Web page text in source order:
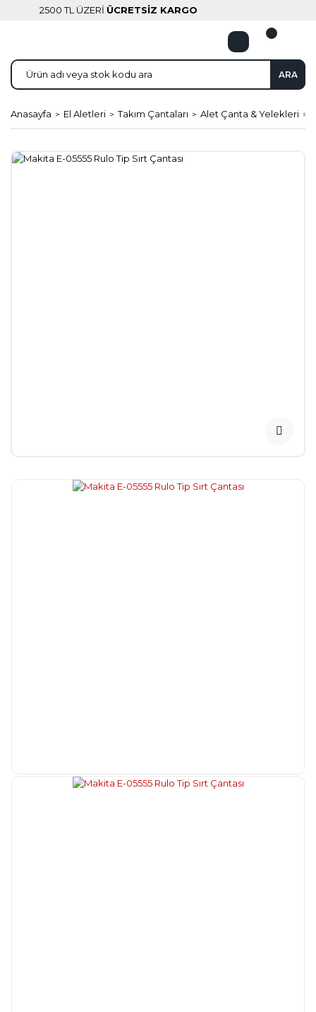
2500 TL ÜZERİ ÜCRETSİZ KARGO
ARA
Anasayfa El Aletleri Takım Çantaları Alet Çanta & Yelekleri